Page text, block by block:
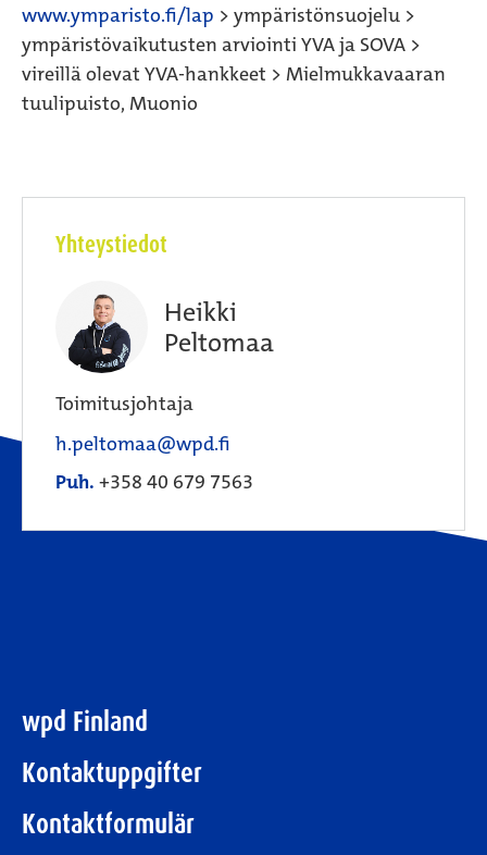
www.ymparisto.fi/lap > ympäristönsuojelu >
ympäristövaikutusten arviointi YVA ja SOVA >
vireillä olevat YVA-hankkeet > Mielmukkavaaran
tuulipuisto, Muonio
Yhteystiedot
Heikki
Peltomaa
Toimitusjohtaja
h.peltomaa@wpd.fi
Puh. +358 40 679 7563
wpd Finland
Kontaktuppgifter
Kontaktformulär